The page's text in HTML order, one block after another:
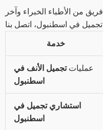
من الأطباء الخبراء وآخر
خدمة
عملياتتجميل الأنف في
اسطنبول
استشاري تجميل في
اسطنبول